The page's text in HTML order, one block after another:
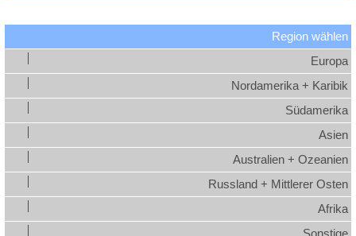
Region wählen
Europa
Nordamerika + Karibik
Südamerika
Asien
Australien + Ozeanien
Russland + Mittlerer Osten
Afrika